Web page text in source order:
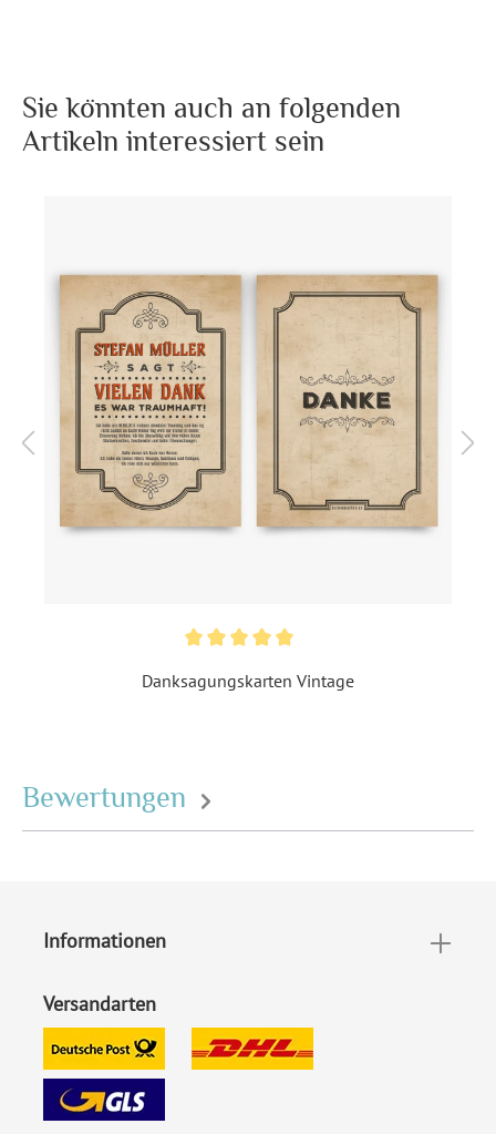
Schriftzug "Vielen Dank" in Weiß. Der selbe Schriftzug
findet sich auch auf der Vorderseite wieder.
Inklusiv-Leistungen: Inkl. Druck Ihrer Texte
Ecken: Spitze Ecken
Material:
Bilderdruckpapier 300 g /
, Naturpapier 300 g / m²
innerhalb Deutschland
Sie könnten auch an folgenden
Artikeln interessiert sein
Danksagungskarten Vintage
Bewertungen
Informationen
Versandarten